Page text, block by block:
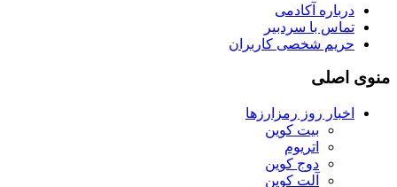
درباره آکادمی
تماس با سردبیر
حریم شخصی کاربران
منوی اصلی
اخبار روز رمزارزها
بیت کوین
اتریوم
دوج کوین
آلت کوین